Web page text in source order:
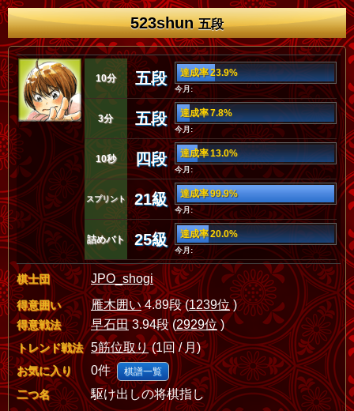
523shun五段
10分 五段 達成率 23.9%
今月:
3分 五段 達成率 7.8%
今月:
10秒 四段 達成率 13.0%
今月:
スプリント 21級 達成率 99.9%
今月:
詰めバト 25級 達成率 20.0%
今月:
棋士団 JPO_shogi
得意囲い 雁木囲い4.89段 (1239位)
得意戦法 早石田3.94段 (2929位)
トレンド戦法 5筋位取り(1回 / 月)
お気に入り 0件 棋譜一覧
二つ名 駆け出しの将棋指し